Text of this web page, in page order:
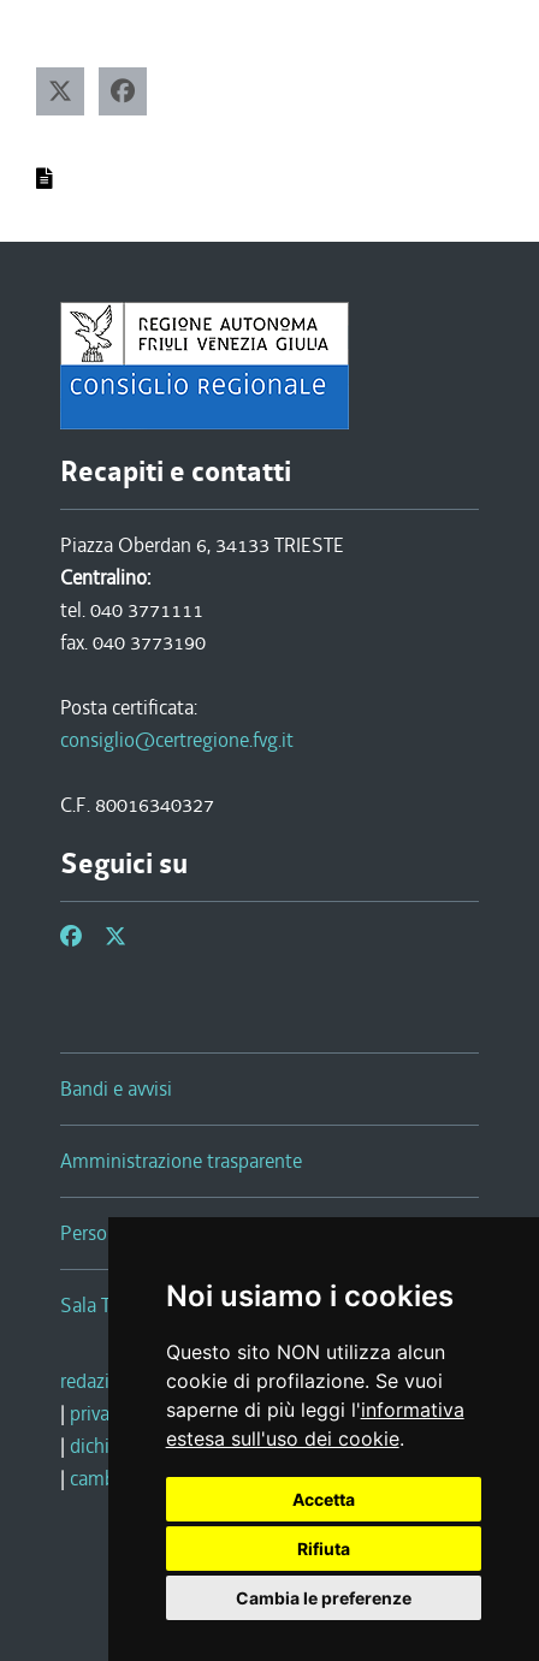
Noi usiamo i cookies
Questo sito NON utilizza alcun
cookie di profilazione. Se vuoi
saperne di più leggi l'informativa
estesa sull'uso dei cookie.
Accetta
Rifiuta
Cambia le preferenze
Recapiti e contatti
Piazza Oberdan 6, 34133 TRIESTE
Centralino:
tel. 040 3771111
fax. 040 3773190
Posta certificata:
consiglio@certregione.fvg.it
C.F. 80016340327
Seguici su
Bandi e avvisi
Amministrazione trasparente
Persone e Uffici
Sala Tiziano Tessitori
redazione web |note legali |glossario
| privacy
social media policy
| dichiarazione di accessibilità |feedback
| cambio preferenze cookie
Realizzato da